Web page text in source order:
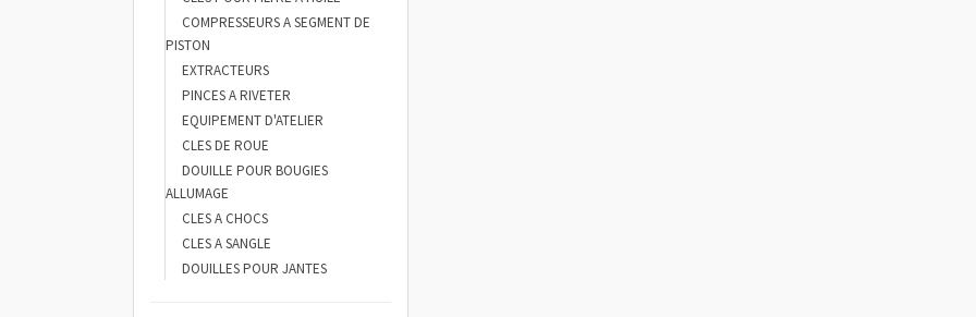
COMPRESSEURS A SEGMENT DE
PISTON
EXTRACTEURS
PINCES A RIVETER
EQUIPEMENT D'ATELIER
CLES DE ROUE
DOUILLE POUR BOUGIES
ALLUMAGE
CLES A CHOCS
CLES A SANGLE
DOUILLES POUR JANTES